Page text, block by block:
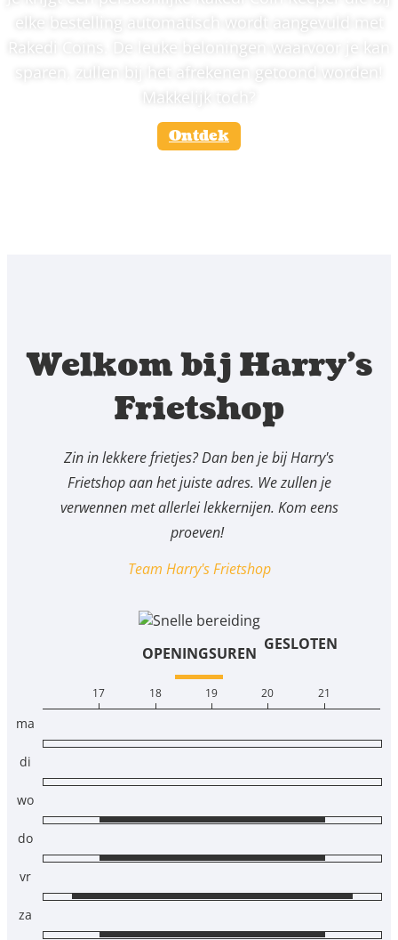
elke bestelling automatisch wordt aangevuld met
Rakedi Coins. De leuke beloningen waarvoor je kan
sparen, zullen bij het afrekenen getoond worden!
Makkelijk toch?
Ontdek
Welkom bij Harry's
Frietshop
Zin in lekkere frietjes? Dan ben je bij Harry's
Frietshop aan het juiste adres. We zullen je
verwennen met allerlei lekkernijen. Kom eens
proeven!
Team Harry's Frietshop
OPENINGSUREN GESLOTEN
17 18 19 20 21
ma
di
wo
do
vr
za